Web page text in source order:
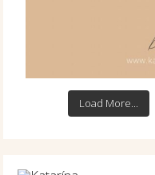
Load More...